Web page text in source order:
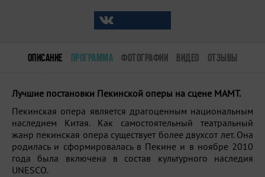
ОПИСАНИЕ ПРОГРАММА ФОТОГРАФИИ ВИДЕО ОТЗЫВЫ
Лучшие постановки Пекинской оперы на сцене МАМТ.
Пекинская опера является драгоценным национальным
наследием Китая. Как самостоятельный театральный
жанр пекинская опера существует более двухсот лет. Она
родилась и сформировалась в Пекине и в ноябре 2010
года была включена в состав культурного наследия
UNESCO.